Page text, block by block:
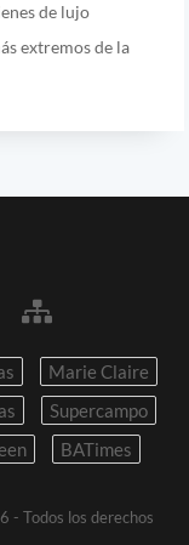
de lujo
extremos de la
Marie Claire
Supercampo
BATimes
- Todos los derechos